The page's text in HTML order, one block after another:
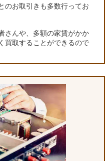
のお取引きも多数行ってお
さんや、多額の家賃がかか
買取することができるので